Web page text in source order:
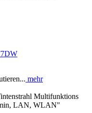
mehr
Multifunktions
LAN, WLAN"